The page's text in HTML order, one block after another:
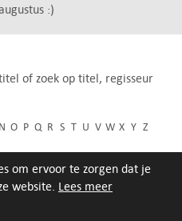
om ervoor te zorgen dat je
website. Lees meer
:)
of zoek op titel, regisseur
N O P Q R S T U V W X Y Z